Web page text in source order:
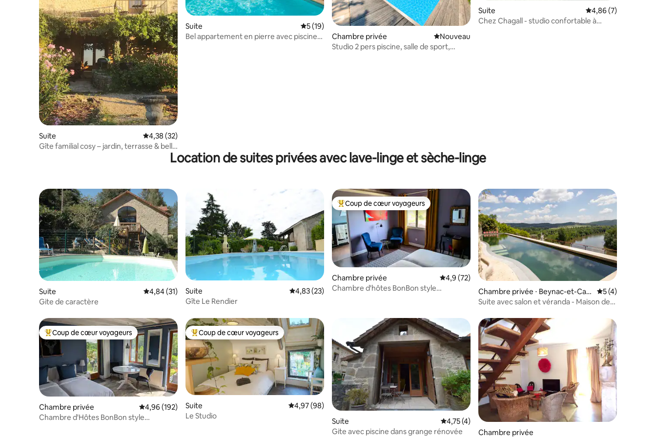
Suite Évaluation moyenne sur la base de 32 commentaires : 4,38 sur 5
4,38 (32)
Gîte familial cosy – jardin, terrasse & belle
Suite Évaluation moyenne sur la base de 19 commentaires : 5 sur 5
5 (19)
Bel appartement en pierre avec piscine
Chambre privée Nouvel hébergement
Nouveau
Studio 2 pers piscine, salle de sport,
Suite Évaluation moyenne
4,86 (7)
Chez Chagall - studio confortable à
Location de suites privées avec lave-linge et sèche-linge
Suite Évaluation moyenne sur la base de 31 commentaires : 4,84 sur 5
4,84 (31)
Gite de caractère
Suite Évaluation moyenne sur la base de 23 commentaires : 4,83 sur 5
4,83 (23)
Gîte Le Rendier
Coups de cœur voyageurs les plus appréciés
Coup de cœur voyageurs
Chambre privée Évaluation moyenne sur la base de 72 commentaires : 4,9 sur 5
4,9 (72)
Chambre d'hôtes BonBon style
Chambre privée ⋅ Beynac-et-Caz
enac
Évaluation
5 (4)
Suite avec salon et véranda - Maison des
Coups de cœur voyageurs les plus appréciés
Coup de cœur voyageurs
Chambre privée Évaluation moyenne sur la base de 192 commentaires : 4,96 sur 5
4,96 (192)
Chambre d'Hôtes BonBon style
Coups de cœur voyageurs les plus appréciés
Coup de cœur voyageurs
Suite Évaluation moyenne sur la base de 98 commentaires : 4,97 sur 5
4,97 (98)
Le Studio
Suite Évaluation moyenne sur la base de 4 commentaires : 4,75 sur 5
4,75 (4)
Gite avec piscine dans grange rénovée
Chambre privée